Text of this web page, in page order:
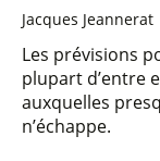
Jacques Jeannerat
Les prévisions
plupart d’entre
auxquelles
n’échappe.